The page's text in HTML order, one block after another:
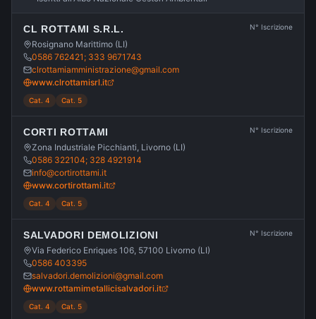
CL ROTTAMI S.R.L.
Rosignano Marittimo (LI)
0586 762421; 333 9671743
clrottamiamministrazione@gmail.com
www.clrottamisrl.it
N° Iscrizione
Cat. 4 Cat. 5
CORTI ROTTAMI
Zona Industriale Picchianti, Livorno (LI)
0586 322104; 328 4921914
info@cortirottami.it
www.cortirottami.it
N° Iscrizione
Cat. 4 Cat. 5
SALVADORI DEMOLIZIONI
Via Federico Enriques 106, 57100 Livorno (LI)
0586 403395
salvadori.demolizioni@gmail.com
www.rottamimetallicisalvadori.it
N° Iscrizione
Cat. 4 Cat. 5